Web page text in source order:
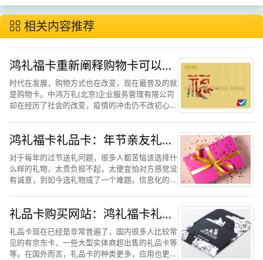
相关内容推荐
鸿礼福卡重新阐释购物卡可以有
多优秀
时代在发展，购物方式也在改变，现在最普及的就
是购物卡。中鸿万礼(北京)企业服务管理有限公司
却在经历了社会的改变，疫情的冲击仍不改初心，
业服务管理有限公...
鸿礼福卡礼品卡：年节亲友礼赠
团购优选礼品
对于每年的过节送礼问题，很多人都苦恼该选择什
么样的礼物，太贵负担不起，太便宜怕对方感觉没
有诚意，到如今选礼物成了一个难题。信息化的大
意。送人的礼品卡也是...
礼品卡购买网站：鸿礼福卡礼品
卡解读
礼品卡现在已经是非常普遍了，国内很多人比较常
见的有京东卡、一些大型实体商超出售的礼品卡等
等。在国外而言，礼品卡的种类更多，应用也更加